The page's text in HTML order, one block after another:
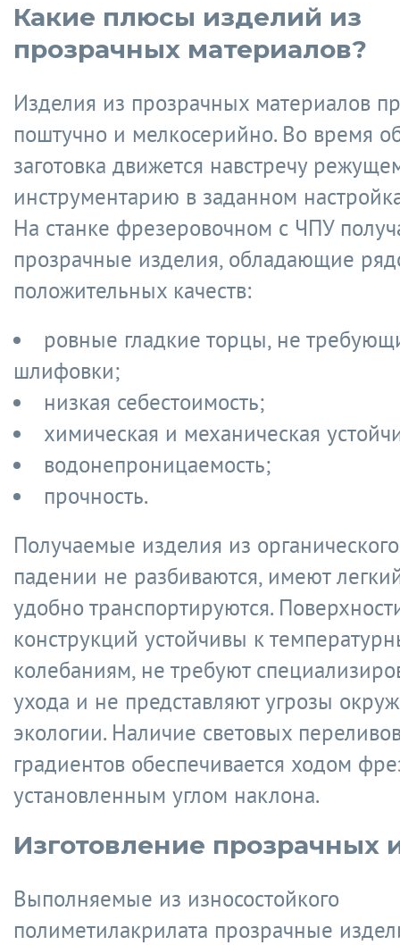
Какие плюсы изделий из
прозрачных материалов?
Изделия из прозрачных материалов
поштучно и мелкосерийно. Во время
заготовка движется навстречу
инструментарию в заданном
На станке фрезеровочном с ЧПУ
прозрачные изделия, обладающие
положительных качеств:
ровные гладкие торцы, не
шлифовки;
низкая себестоимость;
химическая и механическая
водонепроницаемость;
прочность.
Получаемые изделия из
падении не разбиваются, имеют
удобно транспортируются.
конструкций устойчивы к
колебаниям, не требуют
ухода и не представляют угрозы
экологии. Наличие световых
градиентов обеспечивается ходом
установленным углом наклона.
Изготовление прозрачных
Выполняемые из износостойкого
полиметилакрилата прозрачные